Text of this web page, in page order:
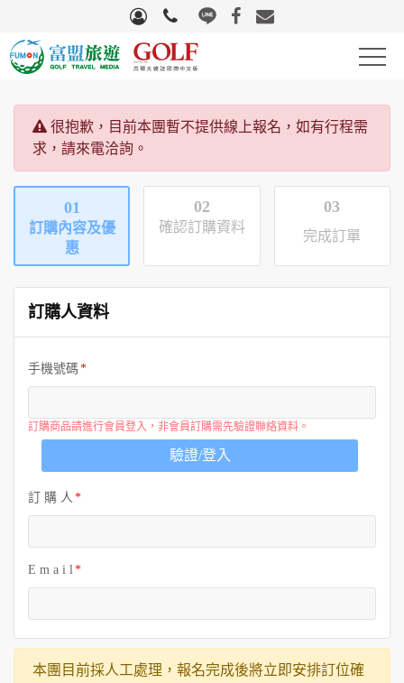
高爾夫
滑雪
自行車
團體旅遊
生活好物
關於富盟
很抱歉，目前本團暫不提供線上報名，如有行程需
求，請來電洽詢。
01
訂購內容及優
惠
02
確認訂購資料
03
完成訂單
訂購人資料
手機號碼
訂購商品請進行會員登入，非會員訂購需先驗證聯絡資料。
驗證/登入
訂 購 人
E m a i l
本團目前採人工處理，報名完成後將立即安排訂位確